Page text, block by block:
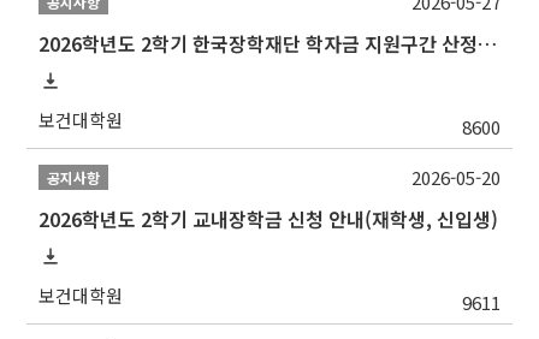
2026학년도 2학기 한국장학재단 학자금 지원구간 산정 신청 안내
보건대학원 8600
공지사항
2026학년도 2학기 교내장학금 신청 안내(재학생, 신입생)
보건대학원 9611
2026-05-20